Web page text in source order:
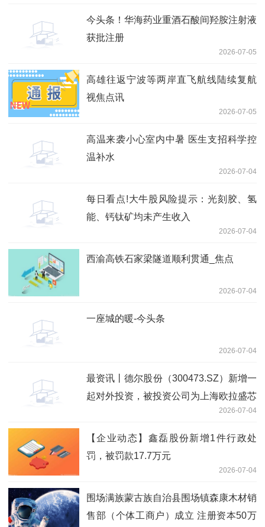
今头条！华海药业重酒石酸间羟胺注射液
获批注册
2026-07-05
高雄往返宁波等两岸直飞航线陆续复航
视焦点讯
2026-07-05
高温来袭小心室内中暑 医生支招科学控
温补水
2026-07-04
每日看点!大牛股风险提示：光刻胶、氢
能、钙钛矿均未产生收入
2026-07-04
西渝高铁石家梁隧道顺利贯通_焦点
2026-07-04
一座城的暖-今头条
2026-07-04
最资讯丨德尔股份（300473.SZ）新增一
起对外投资，被投资公司为上海欧拉盛芯
2026-07-04
【企业动态】鑫磊股份新增1件行政处
罚，被罚款17.7万元
2026-07-04
围场满族蒙古族自治县围场镇森康木材销
售部（个体工商户）成立 注册资本50万